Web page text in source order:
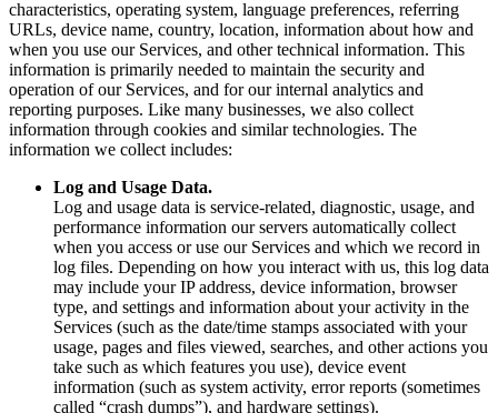
characteristics, operating system, language preferences, referring
URLs, device name, country, location, information about how and
when you use our Services, and other technical information. This
information is primarily needed to maintain the security and
operation of our Services, and for our internal analytics and
reporting purposes. Like many businesses, we also collect
information through cookies and similar technologies. The
information we collect includes:
Log and Usage Data.
Log and usage data is service-related, diagnostic, usage, and
performance information our servers automatically collect
when you access or use our Services and which we record in
log files. Depending on how you interact with us, this log data
may include your IP address, device information, browser
type, and settings and information about your activity in the
Services (such as the date/time stamps associated with your
usage, pages and files viewed, searches, and other actions you
take such as which features you use), device event
information (such as system activity, error reports (sometimes
called “crash dumps”), and hardware settings).